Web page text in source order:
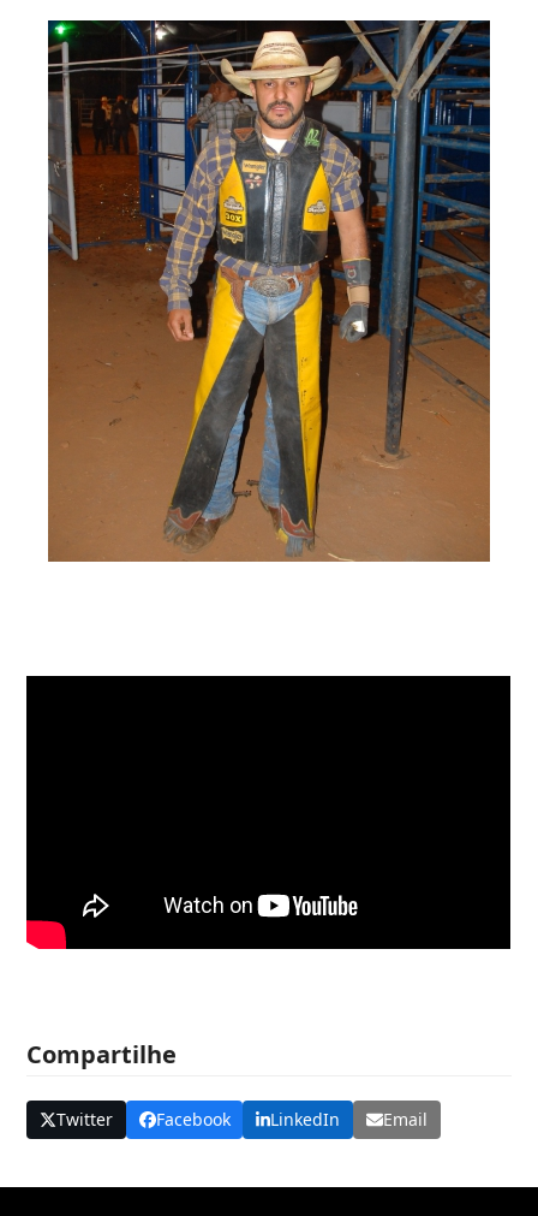
Compartilhe
Twitter Facebook LinkedIn Email